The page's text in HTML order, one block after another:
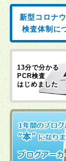
新型コロナ
検査体制に
13分で分かる
PCR検査
はじめました